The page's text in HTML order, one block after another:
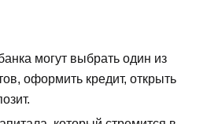
могут выбрать один из
оформить кредит, открыть